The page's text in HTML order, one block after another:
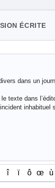
ÉCRITE
dans un
texte dans
î ï ô œ ù